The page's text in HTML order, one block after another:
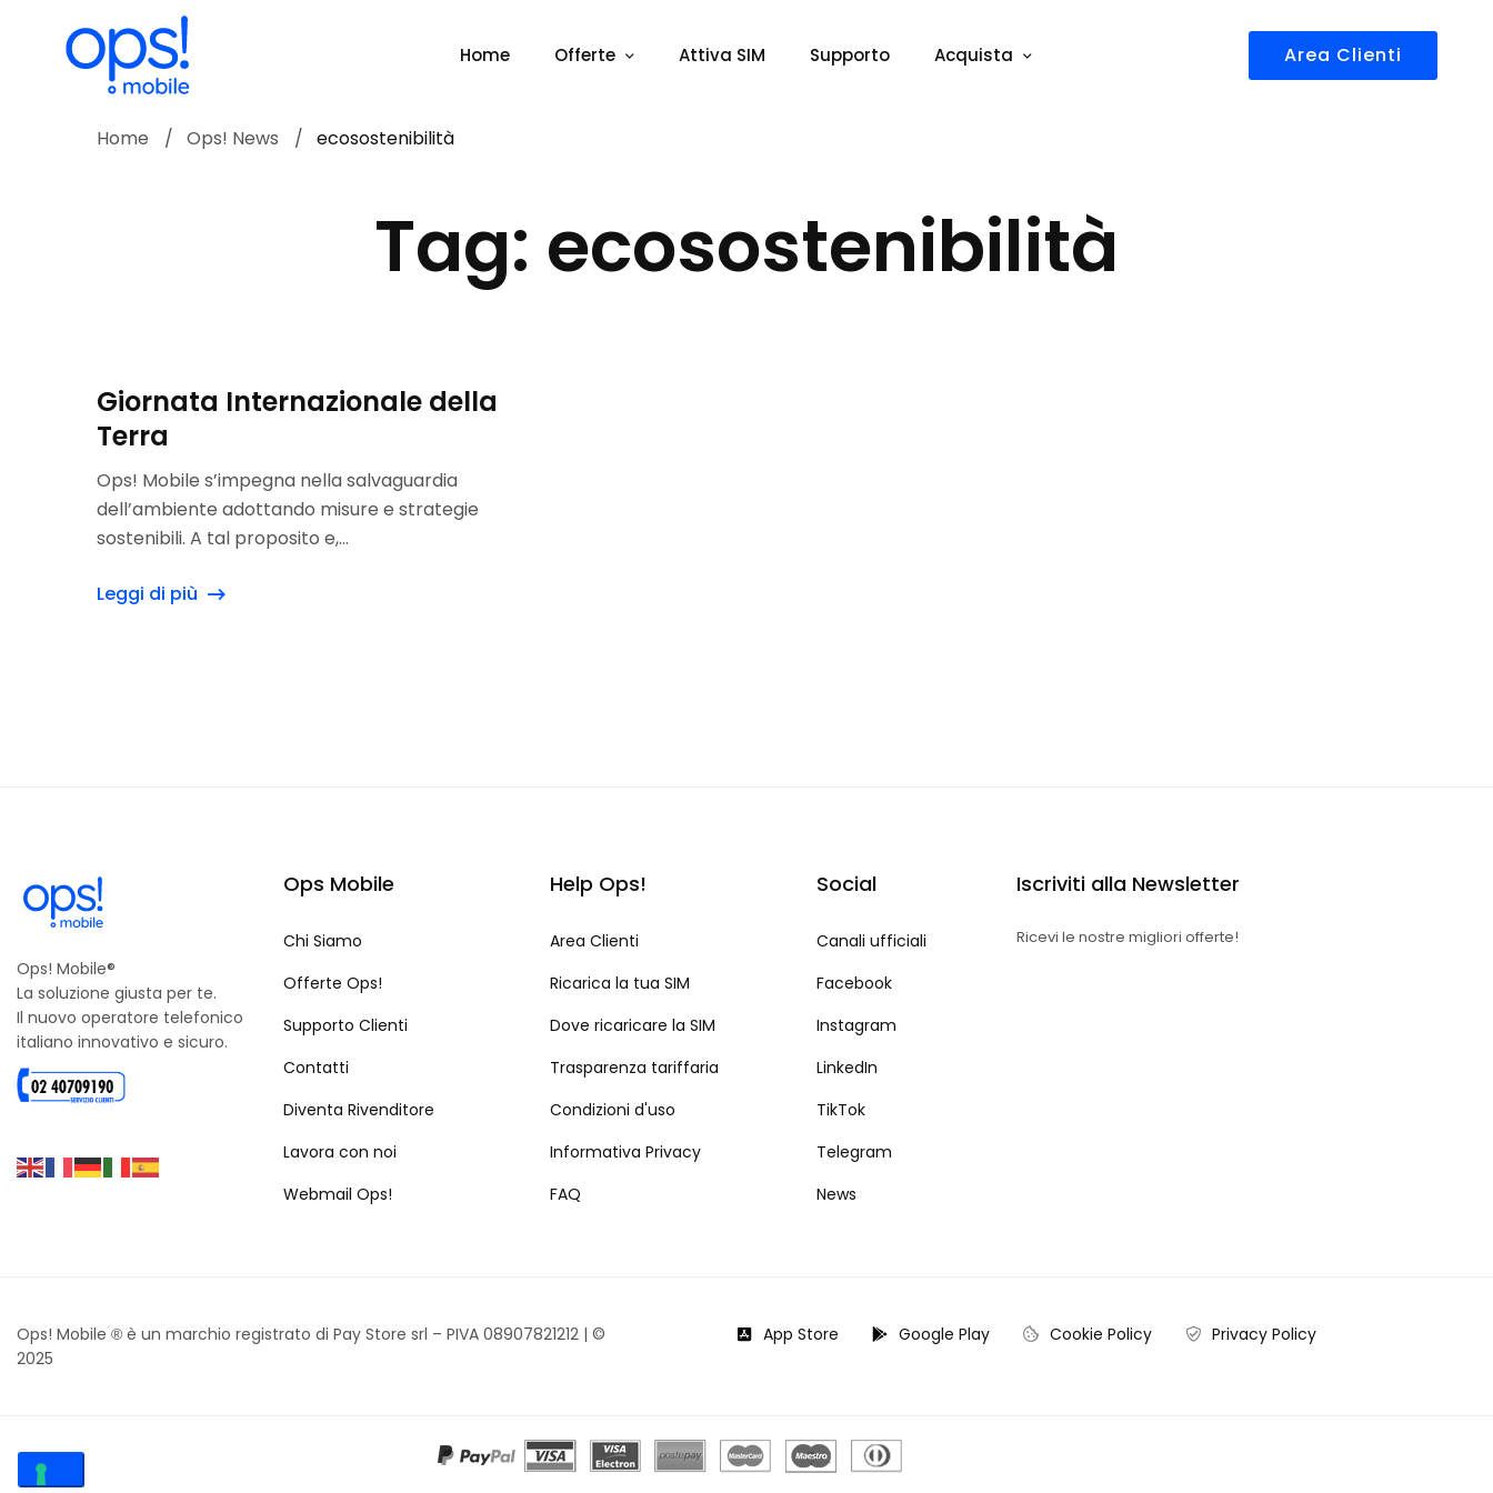
Home Offerte Attiva SIM Supporto Acquista Area Clienti
Tag: ecosostenibilità
Home Ops! News ecosostenibilità
Giornata Internazionale della
Terra
Ops! Mobile s’impegna nella salvaguardia
dell’ambiente adottando misure e strategie
sostenibili. A tal proposito e,...
Leggi di più
Ops! Mobile®
La soluzione giusta per te.
Il nuovo operatore telefonico
italiano innovativo e sicuro.
Ops Mobile
Chi Siamo
Offerte Ops!
Supporto Clienti
Contatti
Diventa Rivenditore
Lavora con noi
Webmail Ops!
Help Ops!
Area Clienti
Ricarica la tua SIM
Dove ricaricare la SIM
Trasparenza tariffaria
Condizioni d'uso
Informativa Privacy
FAQ
Social
Canali ufficiali
Facebook
Instagram
LinkedIn
TikTok
Telegram
News
Iscriviti alla Newsletter
Ricevi le nostre migliori offerte!
Ops! Mobile ® è un marchio registrato di Pay Store srl – PIVA 08907821212 | ©
2025
App Store Google Play Cookie Policy Privacy Policy